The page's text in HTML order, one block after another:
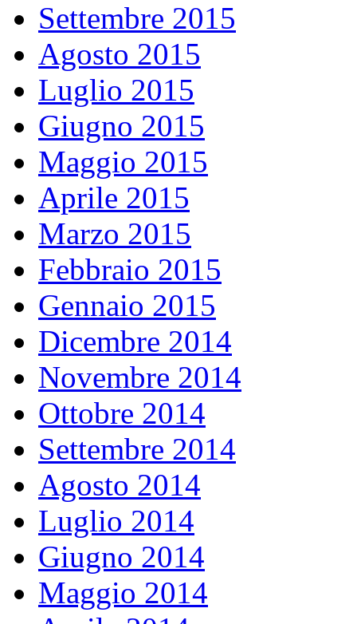
Settembre 2015
Agosto 2015
Luglio 2015
Giugno 2015
Maggio 2015
Aprile 2015
Marzo 2015
Febbraio 2015
Gennaio 2015
Dicembre 2014
Novembre 2014
Ottobre 2014
Settembre 2014
Agosto 2014
Luglio 2014
Giugno 2014
Maggio 2014